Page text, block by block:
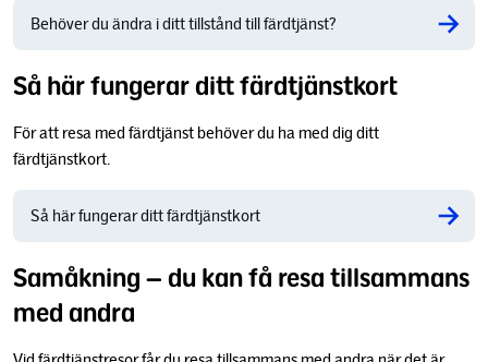
Behöver du ändra i ditt tillstånd till färdtjänst?
Så här fungerar ditt färdtjänstkort
För att resa med färdtjänst behöver du ha med dig ditt
färdtjänstkort.
Så här fungerar ditt färdtjänstkort
Samåkning – du kan få resa tillsammans
med andra